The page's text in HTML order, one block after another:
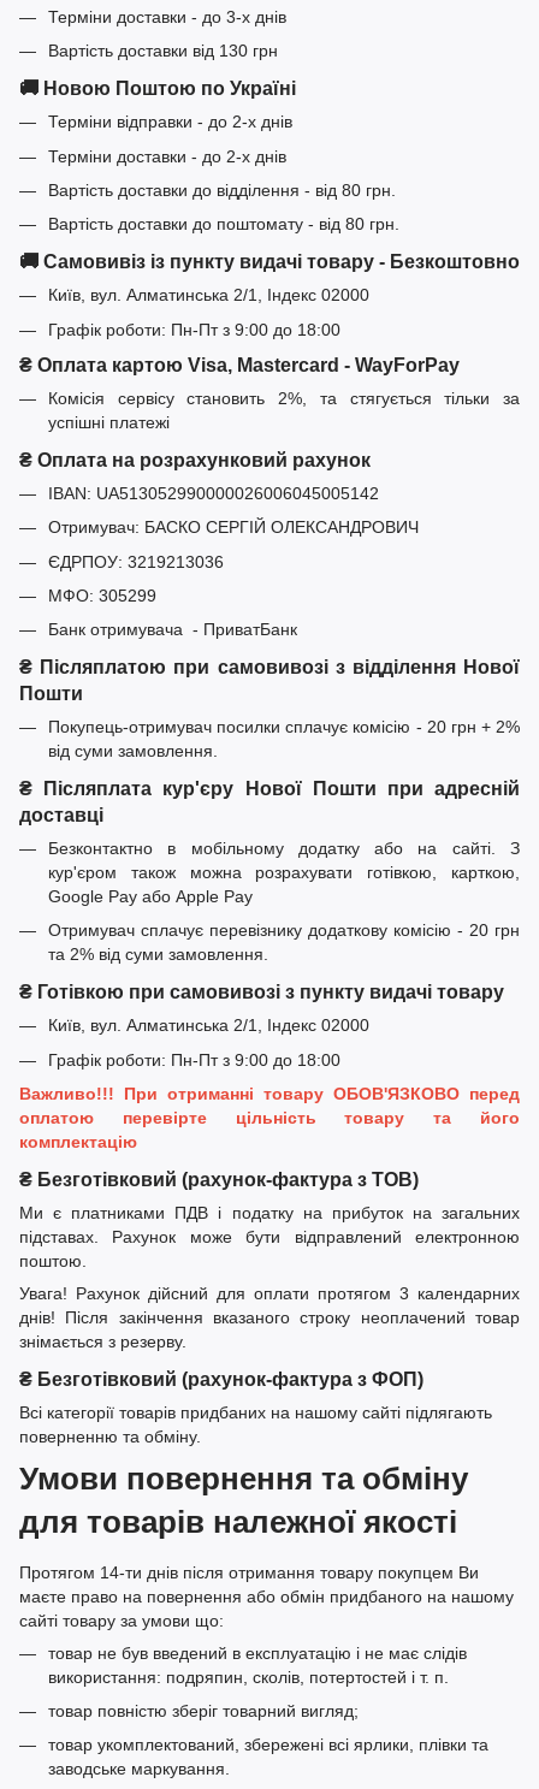
Терміни доставки - до 3-х днів
Вартість доставки від 130 грн
🚚 Новою Поштою по Україні
Терміни відправки - до 2-х днів
Терміни доставки - до 2-х днів
Вартість доставки до відділення - від 80 грн.
Вартість доставки до поштомату - від 80 грн.
🚚 Самовивіз із пункту видачі товару - Безкоштовно
Київ, вул. Алматинська 2/1, Індекс 02000
Графік роботи: Пн-Пт з 9:00 до 18:00
₴ Оплата картою Visa, Mastercard - WayForPay
Комісія сервісу становить 2%, та стягується тільки за
успішні платежі
₴ Оплата на розрахунковий рахунок
IBAN: UA513052990000026006045005142
Отримувач: БАСКО СЕРГІЙ ОЛЕКСАНДРОВИЧ
ЄДРПОУ: 3219213036
МФО: 305299
Банк отримувача - ПриватБанк
₴ Післяплатою при самовивозі з відділення Нової
Пошти
Покупець-отримувач посилки сплачує комісію - 20 грн + 2%
від суми замовлення.
₴ Післяплата кур'єру Нової Пошти при адресній
доставці
Безконтактно в мобільному додатку або на сайті. З
кур'єром також можна розрахувати готівкою, карткою,
Google Pay або Apple Pay
Отримувач сплачує перевізнику додаткову комісію - 20 грн
та 2% від суми замовлення.
₴ Готівкою при самовивозі з пункту видачі товару
Київ, вул. Алматинська 2/1, Індекс 02000
Графік роботи: Пн-Пт з 9:00 до 18:00
Важливо!!! При отриманні товару ОБОВ'ЯЗКОВО перед
оплатою перевірте цільність товару та його
комплектацію
₴ Безготівковий (рахунок-фактура з ТОВ)
Ми є платниками ПДВ і податку на прибуток на загальних
підставах. Рахунок може бути відправлений електронною
поштою.
Увага! Рахунок дійсний для оплати протягом 3 календарних
днів! Після закінчення вказаного строку неоплачений товар
знімається з резерву.
₴ Безготівковий (рахунок-фактура з ФОП)
Всі категорії товарів придбаних на нашому сайті підлягають
поверненню та обміну.
Умови повернення та обміну
для товарів належної якості
Протягом 14-ти днів після отримання товару покупцем Ви
маєте право на повернення або обмін придбаного на нашому
сайті товару за умови що:
товар не був введений в експлуатацію і не має слідів
використання: подряпин, сколів, потертостей і т. п.
товар повністю зберіг товарний вигляд;
товар укомплектований, збережені всі ярлики, плівки та
заводське маркування.